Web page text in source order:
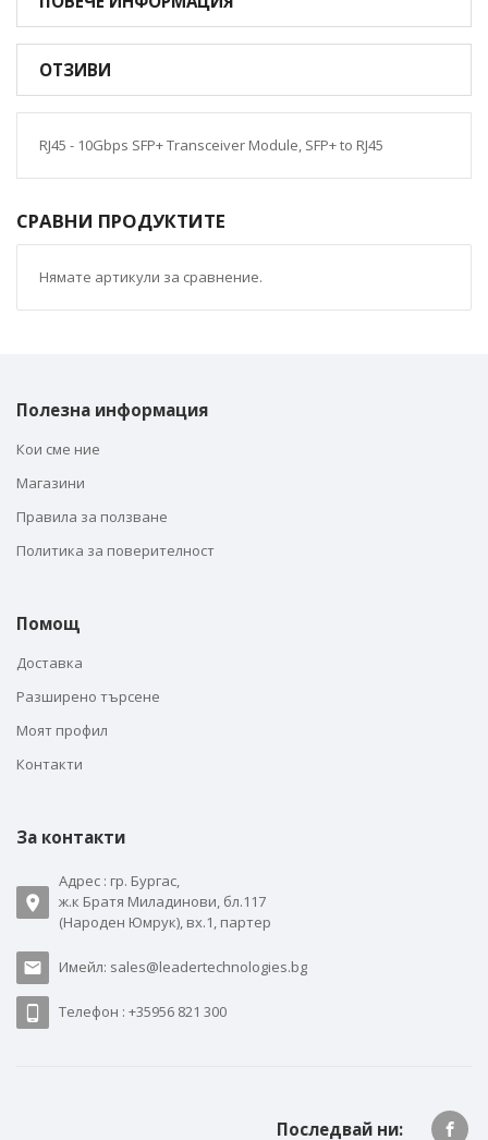
ОТЗИВИ
RJ45 - 10Gbps SFP+ Transceiver Module, SFP+ to RJ45
СРАВНИ ПРОДУКТИТЕ
Нямате артикули за сравнение.
Полезна информация
Кои сме ние
Магазини
Правила за ползване
Политика за поверителност
Помощ
Доставка
Разширено търсене
Моят профил
Контакти
За контакти
Адрес : гр. Бургас,
ж.к Братя Миладинови, бл.117
(Народен Юмрук), вх.1, партер
Имейл: sales@leadertechnologies.bg
Телефон : +35956 821 300
Последвай ни: